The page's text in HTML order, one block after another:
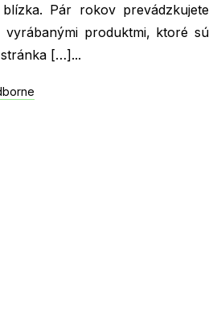
Pár rokov prevádzkujete
produktmi, ktoré sú
stránka […]...